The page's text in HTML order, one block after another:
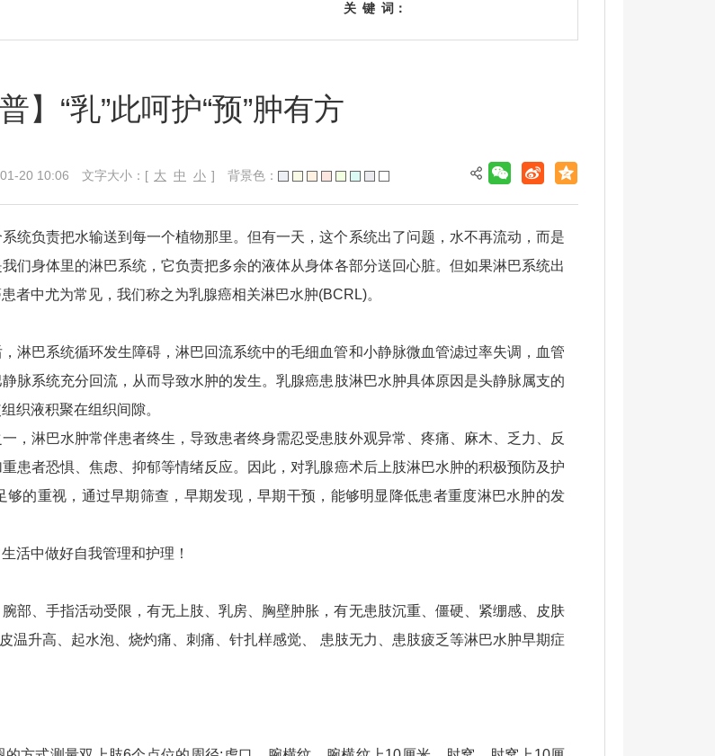
关 键 词：
】“乳”此呵护“预”肿有方
20 10:06 文字大小：[ 大 中 小 ] 背景色：
统负责把水输送到每一个植物那里。但有一天，这个系统出了问题，水不再流动，而是
们身体里的淋巴系统，它负责把多余的液体从身体各部分送回心脏。但如果淋巴系统出
者中尤为常见，我们称之为乳腺癌相关淋巴水肿(BCRL)。
淋巴系统循环发生障碍，淋巴回流系统中的毛细血管和小静脉微血管滤过率失调，血管
脉系统充分回流，从而导致水肿的发生。乳腺癌患肢淋巴水肿具体原因是头静脉属支的
织液积聚在组织间隙。
，淋巴水肿常伴患者终生，导致患者终身需忍受患肢外观异常、疼痛、麻木、乏力、反
患者恐惧、焦虑、抑郁等情绪反应。因此，对乳腺癌术后上肢淋巴水肿的积极预防及护
的重视，通过早期筛查，早期发现，早期干预，能够明显降低患者重度淋巴水肿的发
活中做好自我管理和护理！
部、手指活动受限，有无上肢、乳房、胸壁肿胀，有无患肢沉重、僵硬、紧绷感、皮肤
温升高、起水泡、烧灼痛、刺痛、针扎样感觉、 患肢无力、患肢疲乏等淋巴水肿早期症